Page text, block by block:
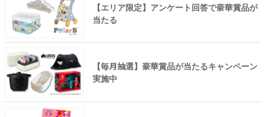
【エリア限定】アンケート回答で豪華賞品が
当たる
【毎月抽選】豪華賞品が当たるキャンペーン
実施中